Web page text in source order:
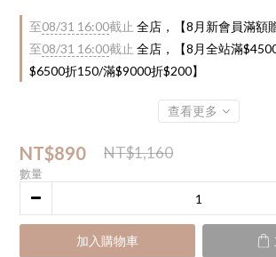
至08/31 16:00截止 全店，【8月新會員滿額贈
至08/31 16:00截止 全店，【8月全站滿
$6500折150/滿$9000折$200】
查看更多
NT$890 NT$1,160
數量
加入購物車